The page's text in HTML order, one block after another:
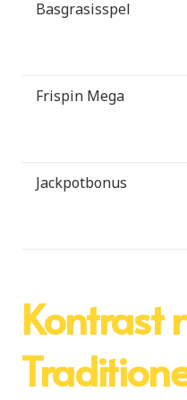
Basgrasisspel
Frispin Mega
Jackpotbonus
Kontrast